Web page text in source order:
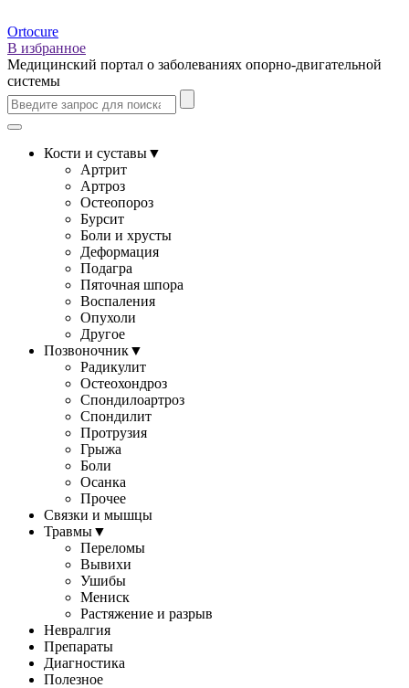
Ortocure
В избранное
Медицинский портал о заболеваниях опорно-двигательной
системы
Кости и суставы▼
Артрит
Артроз
Остеопороз
Бурсит
Боли и хрусты
Деформация
Подагра
Пяточная шпора
Воспаления
Опухоли
Другое
Позвоночник▼
Радикулит
Остеохондроз
Спондилоартроз
Спондилит
Протрузия
Грыжа
Боли
Осанка
Прочее
Связки и мышцы
Травмы▼
Переломы
Вывихи
Ушибы
Мениск
Растяжение и разрыв
Невралгия
Препараты
Диагностика
Полезное